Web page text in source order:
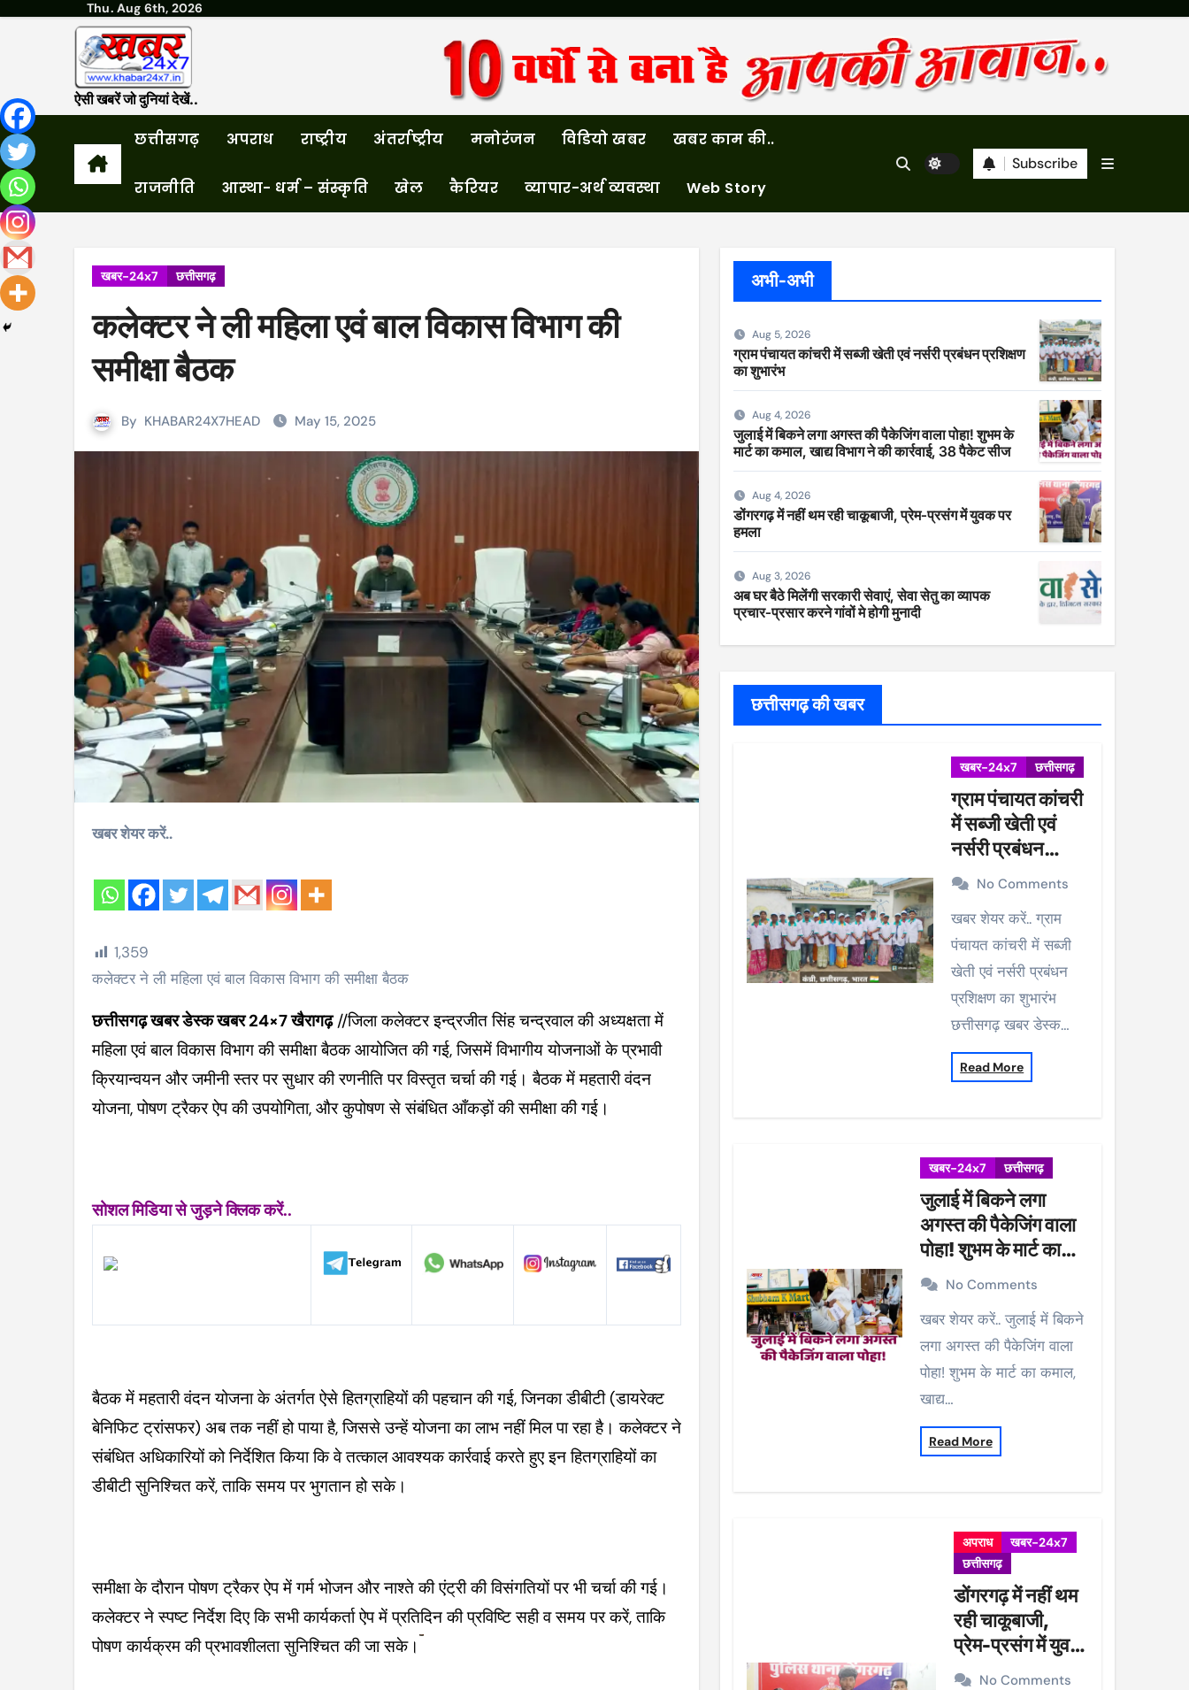
Thu. Aug 6th, 2026
ऐसी खबरें जो दुनियां देखें..
छत्तीसगढ़ अपराध राष्ट्रीय अंतर्राष्ट्रीय मनोरंजन विडियो खबर खबर काम की..
राजनीति आस्था- धर्म – संस्कृति खेल कैरियर व्यापार-अर्थ व्यवस्था Web Story
Subscribe
खबर-24x7 छत्तीसगढ़
कलेक्टर ने ली महिला एवं बाल विकास विभाग की
समीक्षा बैठक
By KHABAR24X7HEAD May 15, 2025
खबर शेयर करें..
1,359
कलेक्टर ने ली महिला एवं बाल विकास विभाग की समीक्षा बैठक
छत्तीसगढ़ खबर डेस्क खबर 24×7 खैरागढ़//जिला कलेक्टर इन्द्रजीत सिंह चन्द्रवाल की अध्यक्षता में
महिला एवं बाल विकास विभाग की समीक्षा बैठक आयोजित की गई, जिसमें विभागीय योजनाओं के प्रभावी
क्रियान्वयन और जमीनी स्तर पर सुधार की रणनीति पर विस्तृत चर्चा की गई। बैठक में महतारी वंदन
योजना, पोषण ट्रैकर ऐप की उपयोगिता, और कुपोषण से संबंधित आँकड़ों की समीक्षा की गई।
सोशल मिडिया से जुड़ने क्लिक करें..
बैठक में महतारी वंदन योजना के अंतर्गत ऐसे हितग्राहियों की पहचान की गई, जिनका डीबीटी (डायरेक्ट
बेनिफिट ट्रांसफर) अब तक नहीं हो पाया है, जिससे उन्हें योजना का लाभ नहीं मिल पा रहा है। कलेक्टर ने
संबंधित अधिकारियों को निर्देशित किया कि वे तत्काल आवश्यक कार्रवाई करते हुए इन हितग्राहियों का
डीबीटी सुनिश्चित करें, ताकि समय पर भुगतान हो सके।
समीक्षा के दौरान पोषण ट्रैकर ऐप में गर्म भोजन और नाश्ते की एंट्री की विसंगतियों पर भी चर्चा की गई।
कलेक्टर ने स्पष्ट निर्देश दिए कि सभी कार्यकर्ता ऐप में प्रतिदिन की प्रविष्टि सही व समय पर करें, ताकि
पोषण कार्यक्रम की प्रभावशीलता सुनिश्चित की जा सके।
अभी-अभी
Aug 5, 2026
ग्राम पंचायत कांचरी में सब्जी खेती एवं नर्सरी प्रबंधन प्रशिक्षण
का शुभारंभ
Aug 4, 2026
जुलाई में बिकने लगा अगस्त की पैकेजिंग वाला पोहा! शुभम के
मार्ट का कमाल, खाद्य विभाग ने की कार्रवाई, 38 पैकेट सीज
Aug 4, 2026
डोंगरगढ़ में नहीं थम रही चाकूबाजी, प्रेम-प्रसंग में युवक पर
हमला
Aug 3, 2026
अब घर बैठे मिलेंगी सरकारी सेवाएं, सेवा सेतु का व्यापक
प्रचार-प्रसार करने गांवों मे होगी मुनादी
छत्तीसगढ़ की खबर
खबर-24x7 छत्तीसगढ़
ग्राम पंचायत कांचरी
में सब्जी खेती एवं
नर्सरी प्रबंधन
प्रशिक्षण का शुभारंभ
No Comments
खबर शेयर करें.. ग्राम
पंचायत कांचरी में सब्जी
खेती एवं नर्सरी प्रबंधन
प्रशिक्षण का शुभारंभ
छत्तीसगढ़ खबर डेस्क…
Read More
खबर-24x7 छत्तीसगढ़
जुलाई में बिकने लगा
अगस्त की पैकेजिंग वाला
पोहा! शुभम के मार्ट का
कमाल, खाद्य विभाग ने की
कार्रवाई, 38 पैकेट सीज
No Comments
खबर शेयर करें.. जुलाई में बिकने
लगा अगस्त की पैकेजिंग वाला
पोहा! शुभम के मार्ट का कमाल,
खाद्य…
Read More
अपराध
खबर-24x7
छत्तीसगढ़
डोंगरगढ़ में नहीं थम
रही चाकूबाजी,
प्रेम-प्रसंग में युवक
पर हमलाNo Comments